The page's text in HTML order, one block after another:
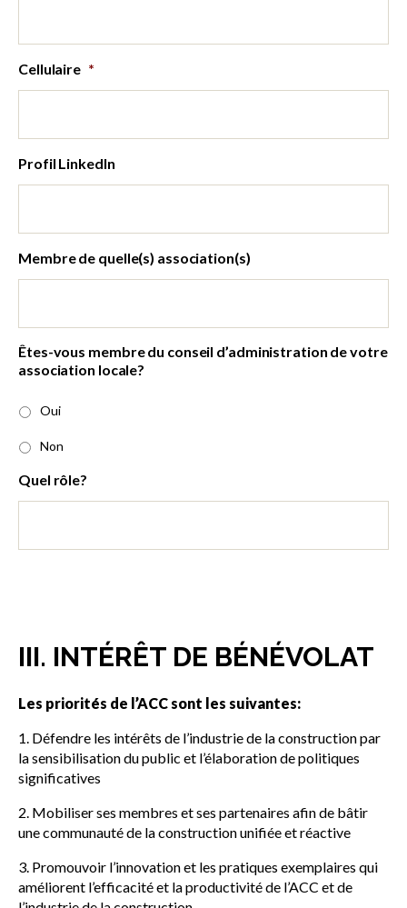
Cellulaire *
Profil LinkedIn
Membre de quelle(s) association(s)
Êtes-vous membre du conseil d’administration de votre
association locale?
Oui
Non
Quel rôle?
III. INTÉRÊT DE BÉNÉVOLAT
Les priorités de l’ACC sont les suivantes:
1. Défendre les intérêts de l’industrie de la construction par
la sensibilisation du public et l’élaboration de politiques
significatives
2. Mobiliser ses membres et ses partenaires afin de bâtir
une communauté de la construction unifiée et réactive
3. Promouvoir l’innovation et les pratiques exemplaires qui
améliorent l’efficacité et la productivité de l’ACC et de